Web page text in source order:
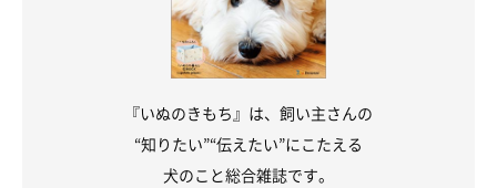
くぅちゃんへの現在の思い
『いぬのきもち』は、飼い主さんの
“知りたい”“伝えたい”にこたえる
犬のこと総合雑誌です。